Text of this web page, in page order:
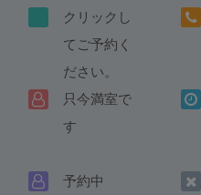
クリックし
てご予約く
ださい。
只今満室で
す
予約中